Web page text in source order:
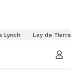
Lynch Ley de